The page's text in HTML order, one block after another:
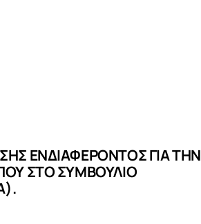
ΕΝΔΙΑΦΕΡΟΝΤΟΣ ΓΙΑ ΤΗΝ
ΣΤΟ ΣΥΜΒΟΥΛΙΟ